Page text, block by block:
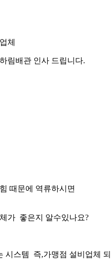
체
림배관 인사 드립니다.
때문에 역류하시면
가 좋은지 알수있나요?
시스템 즉,가맹점 설비업체